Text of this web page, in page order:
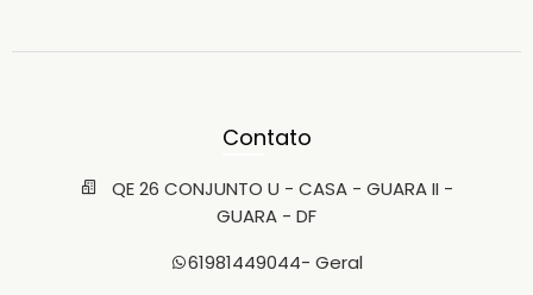
Contato
QE 26 CONJUNTO U - CASA - GUARA II -
GUARA - DF
61981449044- Geral